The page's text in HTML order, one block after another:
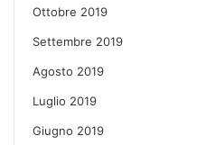
Ottobre 2019
Settembre 2019
Agosto 2019
Luglio 2019
Giugno 2019